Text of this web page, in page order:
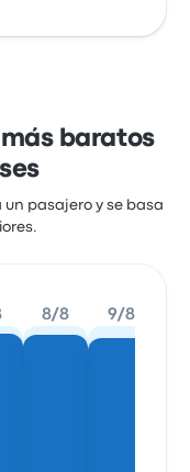
baratos
un pasajero y se basa
8/8 9/8